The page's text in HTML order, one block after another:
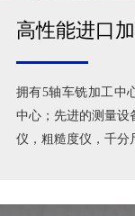
高性能进口
拥有5轴车铣加工中
中心；先进的测量设
仪，粗糙度仪，千分